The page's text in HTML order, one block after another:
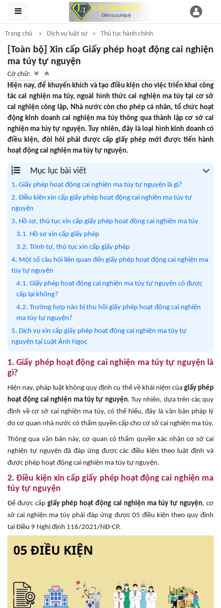
Trang chủ Dịch vụ luật sư Thủ tục hành chính
[Toàn bộ] Xin cấp Giấy phép hoạt động cai nghiện
ma túy tự nguyện
Cỡ chữ:
Hiện nay, để khuyến khích và tạo điều kiện cho việc triển khai công
tác cai nghiện ma túy, ngoài hình thức cai nghiện ma túy tại cơ sở
cai nghiện công lập, Nhà nước còn cho phép cá nhân, tổ chức hoạt
động kinh doanh cai nghiện ma túy thông qua thành lập cơ sở cai
nghiện ma túy tự nguyện. Tuy nhiên, đây là loại hình kinh doanh có
điều kiện, đòi hỏi phải được cấp giấy phép mới được tiến hành
hoạt động cai nghiện ma túy tự nguyện.
Mục lục bài viết
1. Giấy phép hoạt động cai nghiện ma túy tự nguyện là gì?
2. Điều kiện xin cấp giấy phép hoạt động cai nghiện ma túy tự
nguyện
3. Hồ sơ, thủ tục xin cấp giấy phép hoạt động cai nghiện ma túy
3.1. Hồ sơ xin cấp giấy phép
3.2. Trình tự, thủ tục xin cấp giấy phép
4. Một số câu hỏi liên quan đến giấy phép hoạt động cai nghiện ma
túy tự nguyện
4.1. Giấy phép hoạt động cai nghiện ma túy tự nguyện có được
cấp lại không?
4.2. Trường hợp nào bị thu hồi giấy phép hoạt động cai nghiện
ma túy tự nguyện?
5. Dịch vụ xin cấp giấy phép hoạt động cai nghiện ma túy tự
nguyện tại Luật Ánh Ngọc
1. Giấy phép hoạt động cai nghiện ma túy tự nguyện là
gì?
Hiện nay, pháp luật không quy định cụ thể về khái niệm của giấy phép
hoạt động cai nghiện ma túy tự nguyện. Tuy nhiên, dựa trên các quy
định về cơ sở cai nghiện ma túy, có thể hiểu, đây là văn bản pháp lý
do cơ quan nhà nước có thẩm quyền cấp cho cơ sở cai nghiện ma túy.
Thông qua văn bản này, cơ quan có thẩm quyền xác nhận cơ sở cai
nghiện tự nguyện đã đáp ứng được các điều kiện theo luật định và
được phép hoạt động cai nghiện ma túy tự nguyện.
2. Điều kiện xin cấp giấy phép hoạt động cai nghiện ma
túy tự nguyện
Để được cấpgiấy phép hoạt động cai nghiện ma túy tự nguyện, cơ
sở cai nghiện ma túy phải đáp ứng được 05 điều kiện theo quy định
tại Điều 9 Nghị định 116/2021/NĐ-CP.